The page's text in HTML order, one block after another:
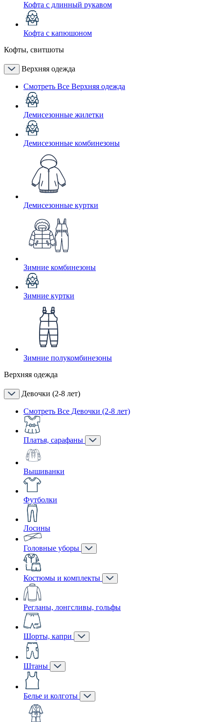
Кофта с длинный рукавом
Кофта с капюшоном
Кофты, свитшоты
Верхняя одежда
Смотреть Все Верхняя одежда
Демисезонные жилетки
Демисезонные комбинезоны
Демисезонные куртки
Зимние комбинезоны
Зимние куртки
Зимние полукомбинезоны
Верхняя одежда
Девочки (2-8 лет)
Смотреть Все Девочки (2-8 лет)
Платья, сарафаны
Вышиванки
Футболки
Лосины
Головные уборы
Костюмы и комплекты
Регланы, лонгсливы, гольфы
Шорты, капри
Штаны
Белье и колготы